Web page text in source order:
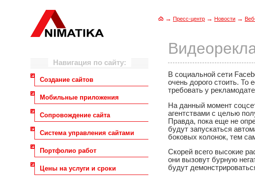
→ Пресс-центр → Новости →
В социальной сети
очень дорого стоить. То
требовать у
На данный момент
агентствами с целью
Правда, пока еще не
будут запускаться
боковых колонок, тем
Скорей всего высокие
они вызовут бурную
будут
Навигация по сайту:
Создание сайтов
Мобильные приложения
Сопровождение сайта
Система управления сайтами
Портфолио работ
Цены на услуги и сроки